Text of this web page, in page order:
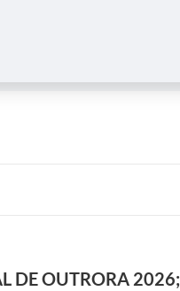
DE OUTRORA 2026;